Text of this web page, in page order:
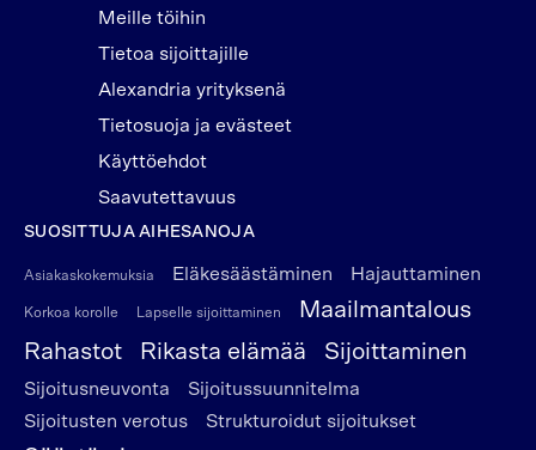
Meille töihin
Tietoa sijoittajille
Alexandria yrityksenä
Tietosuoja ja evästeet
Käyttöehdot
Saavutettavuus
SUOSITTUJA AIHESANOJA
Asiakaskokemuksia Eläkesäästäminen Hajauttaminen
Korkoa korolle Lapselle sijoittaminen
Maailmantalous
Rahastot
Rikasta elämää Sijoittaminen
Sijoitusneuvonta
Sijoitussuunnitelma
Sijoitusten verotus
Strukturoidut sijoitukset